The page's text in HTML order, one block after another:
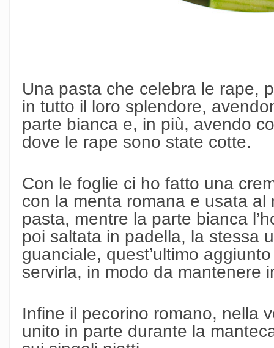
Una pasta che celebra le rape,
in tutto il loro splendore,
parte bianca e, in più, avendo
dove le rape sono state cotte.
Con le foglie ci ho fatto una
con la menta romana e usata
pasta, mentre la parte bianca
poi saltata in padella, la stessa
guanciale, quest’ultimo
servirla, in modo da mantenere
Infine il pecorino romano, nella
unito in parte durante la